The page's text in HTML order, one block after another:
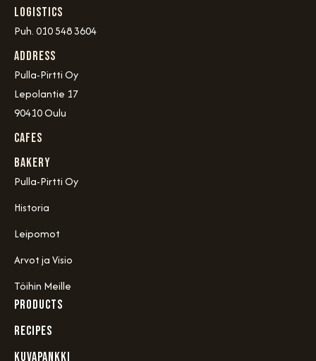
Logistics
Puh. 010 548 3604
Address
Pulla-Pirtti Oy
Lepolantie 17
90410 Oulu
Cafes
Bakery
Pulla-Pirtti Oy
Historia
Leipomot
Arvot ja Visio
Töihin Meille
PRODUCTS
RECIPES
KUVAPANKKI